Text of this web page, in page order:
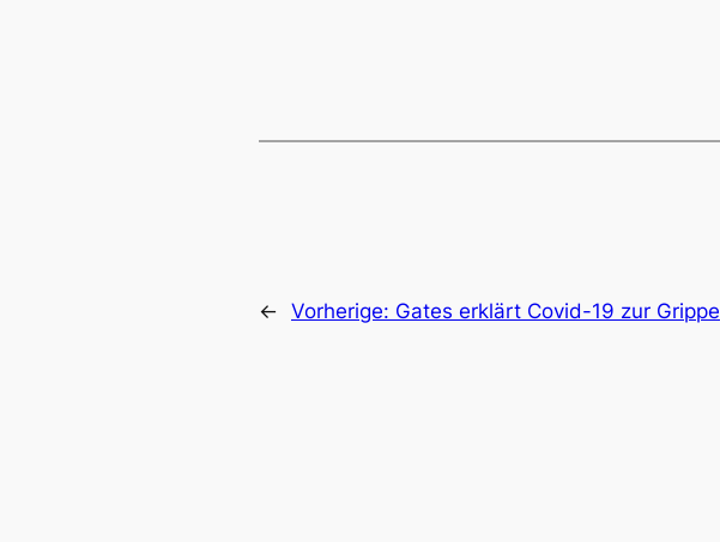
← Vorherige: Gates erklärt Covid-19 zur Grippe